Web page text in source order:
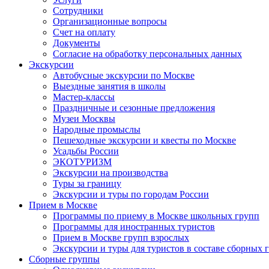
Сотрудники
Организационные вопросы
Счет на оплату
Документы
Согласие на обработку персональных данных
Экскурсии
Автобусные экскурсии по Москве
Выездные занятия в школы
Мастер-классы
Праздничные и сезонные предложения
Музеи Москвы
Народные промыслы
Пешеходные экскурсии и квесты по Москве
Усадьбы России
ЭКОТУРИЗМ
Экскурсии на производства
Туры за границу
Экскурсии и туры по городам России
Прием в Москве
Программы по приему в Москве школьных групп
Программы для иностранных туристов
Прием в Москве групп взрослых
Экскурсии и туры для туристов в составе сборных
Сборные группы